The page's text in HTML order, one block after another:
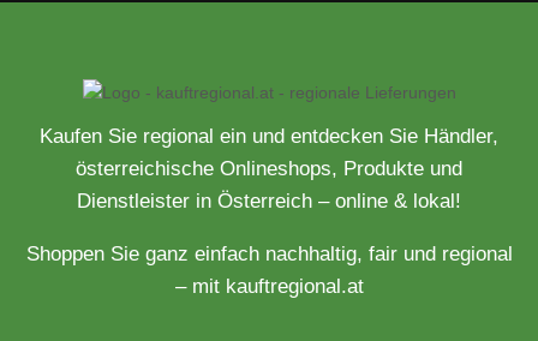
Kaufen Sie regional ein und entdecken Sie Händler,
österreichische Onlineshops, Produkte und
Dienstleister in Österreich – online & lokal!
Shoppen Sie ganz einfach nachhaltig, fair und regional
– mit kauftregional.at